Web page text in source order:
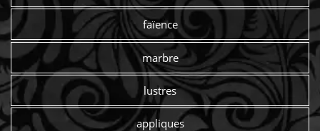
faïence
marbre
lustres
appliques